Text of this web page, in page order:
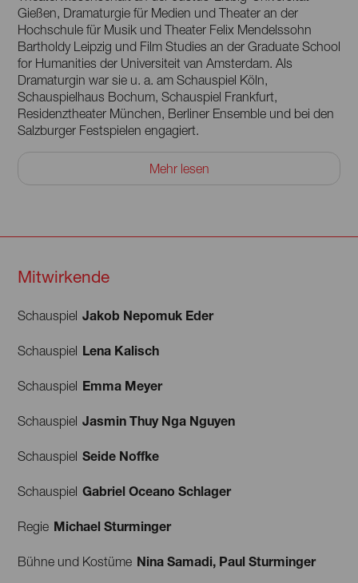
Gießen, Dramaturgie für Medien und Theater an der
Hochschule für Musik und Theater Felix Mendelssohn
Bartholdy Leipzig und Film Studies an der Graduate School
for Humanities der Universiteit van Amsterdam. Als
Dramaturgin war sie u. a. am Schauspiel Köln,
Schauspielhaus Bochum, Schauspiel Frankfurt,
Residenztheater München, Berliner Ensemble und bei den
Salzburger Festspielen engagiert.
Mit Bernhard Mikeska und Lothar Kittstein gründete sie
2009 das Kollektiv RAUM+ZEIT (Einladung zum Schweizer
Mehr lesen
Mitwirkende
Schauspiel Jakob Nepomuk Eder
Schauspiel Lena Kalisch
Schauspiel Emma Meyer
Schauspiel Jasmin Thuy Nga Nguyen
Schauspiel Seide Noffke
Schauspiel Gabriel Oceano Schlager
Regie Michael Sturminger
Bühne und Kostüme Nina Samadi, Paul Sturminger